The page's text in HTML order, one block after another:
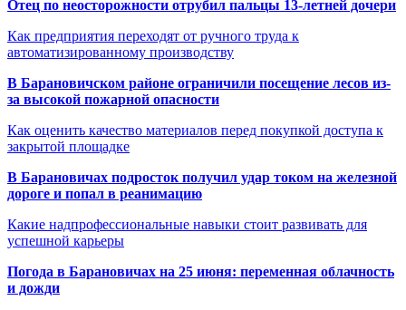
Отец по неосторожности отрубил пальцы 13-летней дочери
Как предприятия переходят от ручного труда к
автоматизированному производству
В Барановичском районе ограничили посещение лесов из-
за высокой пожарной опасности
Как оценить качество материалов перед покупкой доступа к
закрытой площадке
В Барановичах подросток получил удар током на железной
дороге и попал в реанимацию
Какие надпрофессиональные навыки стоит развивать для
успешной карьеры
Погода в Барановичах на 25 июня: переменная облачность
и дожди